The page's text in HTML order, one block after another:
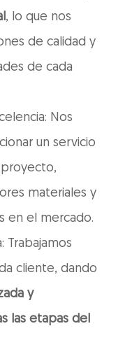
, lo que nos
de calidad y
de cada
Nos
un servicio
materiales y
en el mercado.
Trabajamos
cliente, dando
y
las etapas del